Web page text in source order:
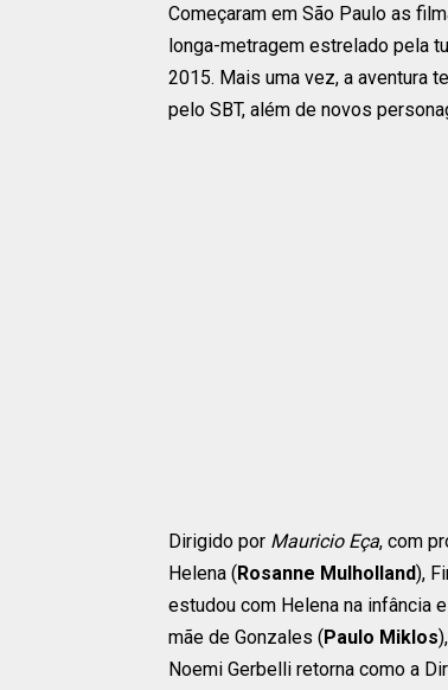
Começaram em São Paulo as
longa-metragem estrelado pela
2015. Mais uma vez, a aventura
pelo SBT, além de novos
Dirigido por Mauricio Eça, com
Helena (Rosanne Mulholland),
estudou com Helena na infância
mãe de Gonzales (Paulo Miklos
Noemi Gerbelli retorna como a